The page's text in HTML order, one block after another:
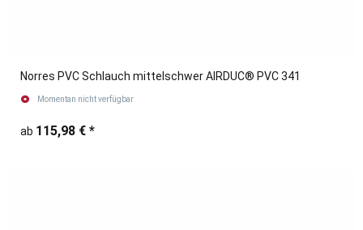
Norres PVC Schlauch mittelschwer AIRDUC® PVC 341
Momentan nicht verfügbar
ab 115,98 € *